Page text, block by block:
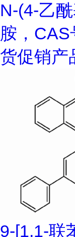
N-(4-乙
胺，
货促销产
9-[1,1-联